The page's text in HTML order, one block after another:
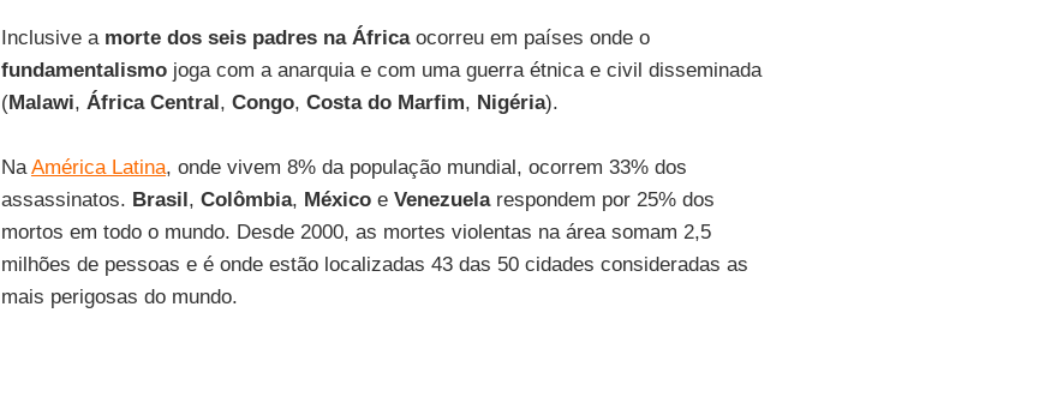
Inclusive a morte dos seis padres na Áfricaocorreu em países onde o
fundamentalismojoga com a anarquia e com uma guerra étnica e civil disseminada
(Malawi, África Central, Congo, Costa do Marfim, Nigéria).
NaAmérica Latina, onde vivem 8% da população mundial, ocorrem 33% dos
assassinatos. Brasil, Colômbia, Méxicoe Venezuelarespondem por 25% dos
mortos em todo o mundo. Desde 2000, as mortes violentas na área somam 2,5
milhões de pessoas e é onde estão localizadas 43 das 50 cidades consideradas as
mais perigosas do mundo.